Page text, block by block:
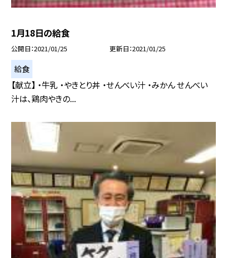
1月18日の給食
公開日 2021/01/25 更新日 2021/01/25
給食
【献立】 ・牛乳 ・やきとり丼 ・せんべい汁 ・みかん せんべい
汁は、鶏肉やきの...